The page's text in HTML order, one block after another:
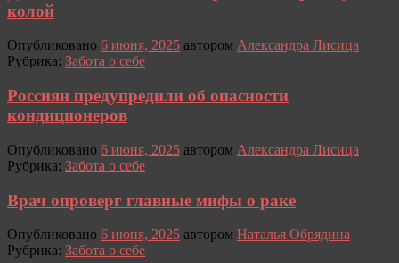
колой
Опубликовано 6 июня, 2025 автором Александра Лисица
Рубрика: Забота о себе
Россиян предупредили об опасности
кондиционеров
Опубликовано 6 июня, 2025 автором Александра Лисица
Рубрика: Забота о себе
Врач опроверг главные мифы о раке
Опубликовано 6 июня, 2025 автором Наталья Обрядина
Рубрика: Забота о себе